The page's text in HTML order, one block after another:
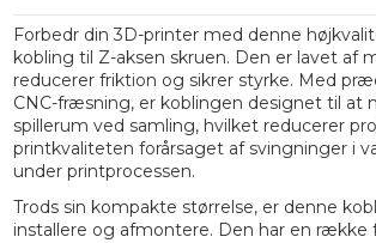
Forbedr din 3D-printer med denne
kobling til Z-aksen skruen. Den er lavet af
reducerer friktion og sikrer styrke. Med
CNC-fræsning, er koblingen designet til at
spillerum ved samling, hvilket reducerer
printkvaliteten forårsaget af svingninger i
under printprocessen.
Trods sin kompakte størrelse, er denne
installere og afmontere. Den har en række